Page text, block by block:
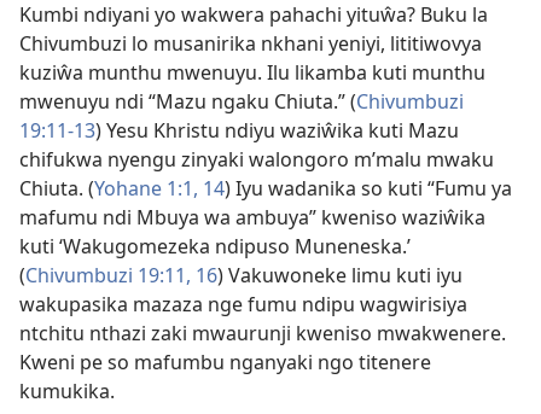
Kumbi ndiyani yo wakwera pahachi yituŵa? Buku la
Chivumbuzi lo musanirika nkhani yeniyi, lititiwovya
kuziŵa munthu mwenuyu. Ilu likamba kuti munthu
mwenuyu ndi “Mazu ngaku Chiuta.” (Chivumbuzi
19:11-13) Yesu Khristu ndiyu waziŵika kuti Mazu
chifukwa nyengu zinyaki walongoro m’malu mwaku
Chiuta. (Yohane 1:1, 14) Iyu wadanika so kuti “Fumu ya
mafumu ndi Mbuya wa ambuya” kweniso waziŵika
kuti ‘Wakugomezeka ndipuso Muneneska.’
(Chivumbuzi 19:11, 16) Vakuwoneke limu kuti iyu
wakupasika mazaza nge fumu ndipu wagwirisiya
ntchitu nthazi zaki mwaurunji kweniso mwakwenere.
Kweni pe so mafumbu nganyaki ngo titenere
kumukika.